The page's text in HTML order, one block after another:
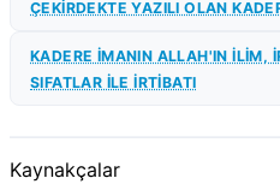
ÇEKİRDEKTE YAZILI OLAN
KADERE İMANIN ALLAH'IN İLİM,
SIFATLAR İLE İRTİBATI
Kaynakçalar